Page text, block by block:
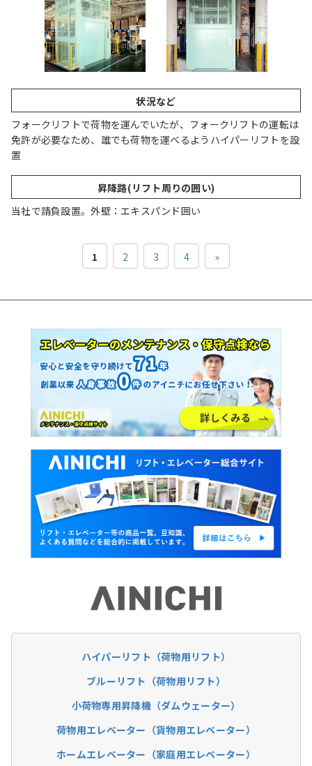
状況など
フォークリフトで荷物を運んでいたが、フォークリフトの運転は
免許が必要なため、誰でも荷物を運べるようハイパーリフトを設
置
昇降路(リフト周りの囲い)
当社で請負設置。外壁：エキスパンド囲い
1 2 3 4 »
ハイパーリフト （荷物用リフト）
ブルーリフト （荷物用リフト）
小荷物専用昇降機（ダムウェーター）
荷物用エレベーター （貨物用エレベーター）
ホームエレベーター （家庭用エレベーター）